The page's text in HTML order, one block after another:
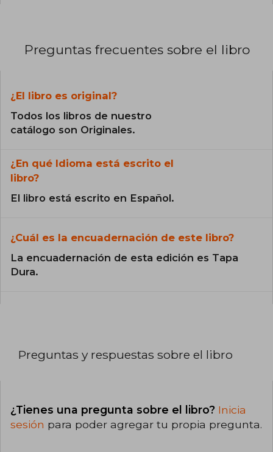
Preguntas frecuentes sobre el libro
¿El libro es original?
Todos los libros de nuestro
catálogo son Originales.
¿En qué Idioma está escrito el
libro?
El libro está escrito en Español.
¿Cuál es la encuadernación de este libro?
La encuadernación de esta edición es Tapa
Dura.
Preguntas y respuestas sobre el libro
¿Tienes una pregunta sobre el libro? Inicia
sesión para poder agregar tu propia pregunta.